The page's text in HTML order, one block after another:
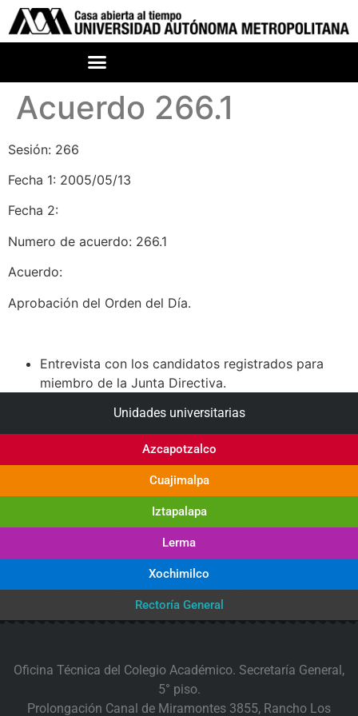
Acuerdo 266.1
Sesión: 266
Fecha 1: 2005/05/13
Fecha 2:
Numero de acuerdo: 266.1
Acuerdo:
Aprobación del Orden del Día.
Entrevista con los candidatos registrados para
miembro de la Junta Directiva.
Unidades universitarias
Azcapotzalco
Cuajimalpa
Iztapalapa
Lerma
Xochimilco
Rectoría General
Oficina Técnica del Colegio Académico. Secretaría General,
5° piso.
Prolongación Canal de Miramontes 3855, Rancho Los